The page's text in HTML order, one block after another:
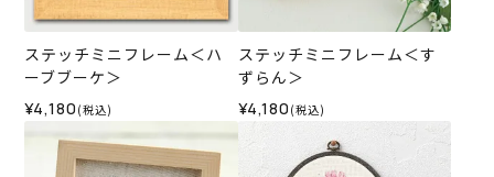
ステッチミニフレーム＜ハ
ーブブーケ＞
¥4,180 (税込)
ステッチミニフレーム＜す
ずらん＞
¥4,180 (税込)